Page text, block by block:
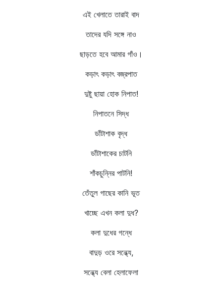
এই খেলাতে তারাই বাদ
তাদের যদি সঙ্গে নাও
ছাড়তে হবে আমার গাঁও।
কড়াৎ কড়াৎ বজ্রপাত
দুষ্টু ছায়া হোক নিপাত!
নিপাতনে সিদ্ধ
ডাঁটাশাক বৃদ্ধ
ডাঁটাশাকের চাটনি
শাঁকচুন্নির পাটনি!
তেঁতুল গাছের কানি ভূত
খাচ্ছে এখন কলা দুধ?
কলা দুধের গন্ধে
বাদুড় ওরে সন্ধ্যে,
সন্ধ্যে বেলা হেলাফেলা